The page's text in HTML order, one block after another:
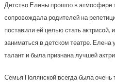
Детство Елены прошло в атмосфере
сопровождала родителей на
поставили ей целью стать актрисой,
заниматься в детском театре.
талант и была признана лучшей
Семья Полянской всегда была